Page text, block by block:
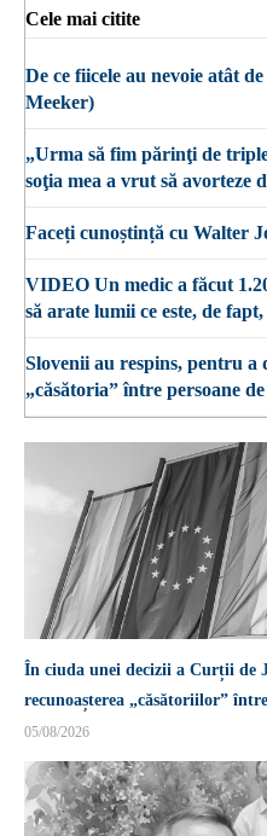
În ciuda unei decizii a Curții de
recunoașterea „căsătoriilor”
05/08/2026
Cele mai citite
De ce fiicele au nevoie atât
Meeker)
„Urma să fim părinţi de
soţia mea a vrut să avorteze
Faceți cunoștință cu Walter
VIDEO Un medic a făcut
să arate lumii ce este, de
Slovenii au respins, pentru
„căsătoria” între persoane de